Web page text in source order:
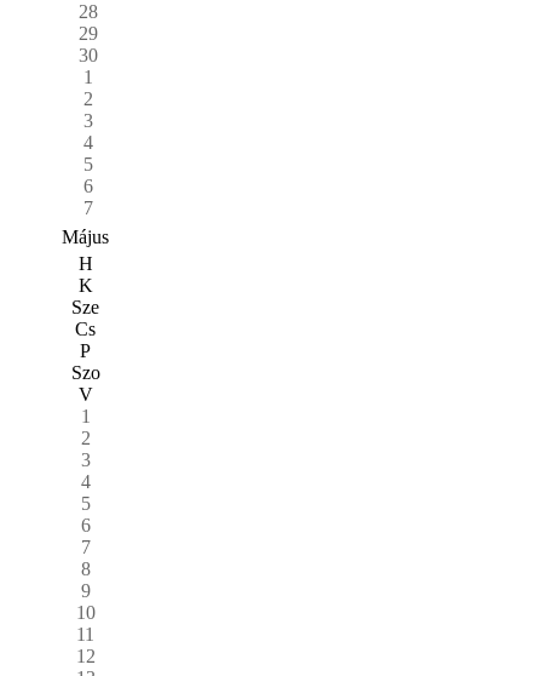
28
29
30
1
2
3
4
5
6
7
Május
H
K
Sze
Cs
P
Szo
V
1
2
3
4
5
6
7
8
9
10
11
12